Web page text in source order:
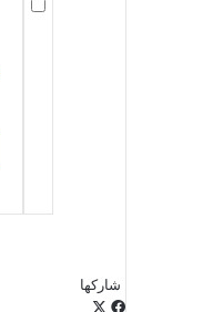
شاركها
فيسبوك